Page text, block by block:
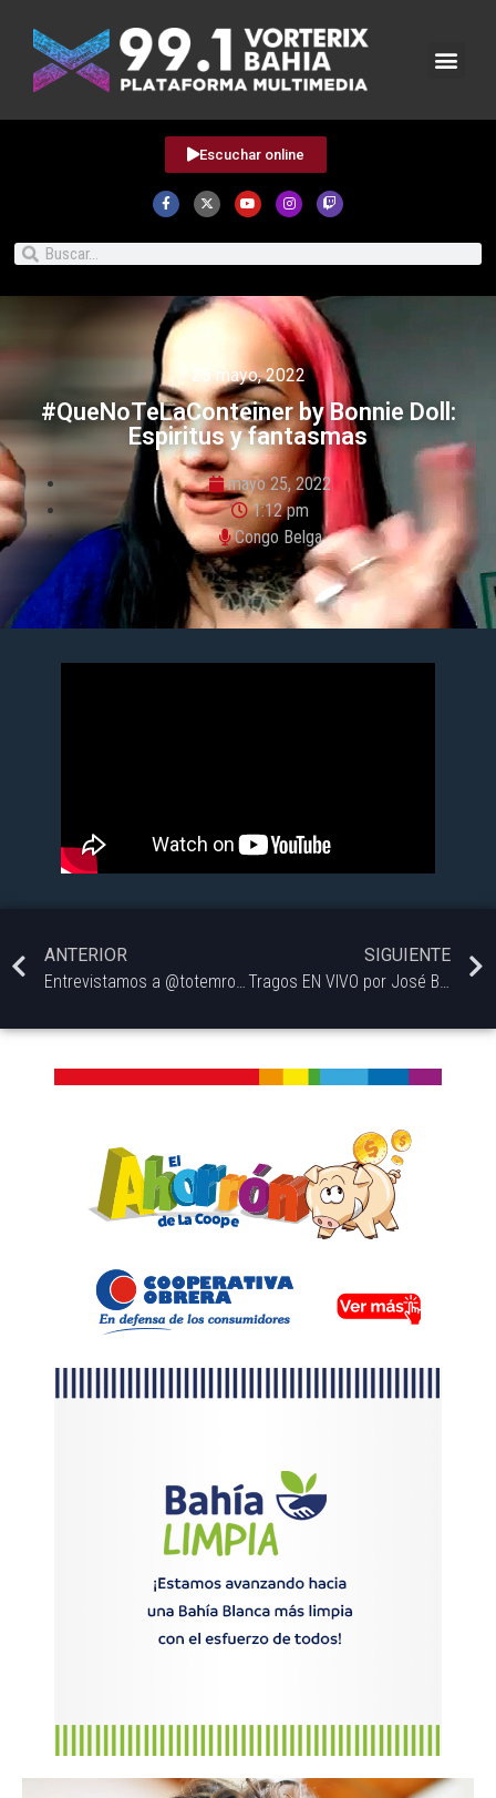
Escuchar online
25 mayo, 2022
#QueNoTeLaConteiner by Bonnie Doll:
Espiritus y fantasmas
mayo 25, 2022
1:12 pm
Congo Belga
ANTERIOR
SIGUIENTE